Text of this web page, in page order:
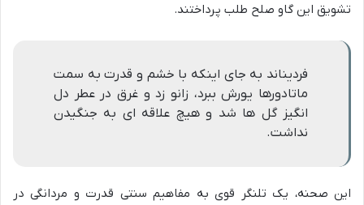
تشویق این گاو صلح طلب پرداختند.
فردیناند به جای اینکه با خشم و قدرت به سمت
ماتادورها یورش ببرد، زانو زد و غرق در عطر دل
انگیز گل ها شد و هیچ علاقه ای به جنگیدن
نداشت.
این صحنه، یک تلنگر قوی به مفاهیم سنتی قدرت و مردانگی در